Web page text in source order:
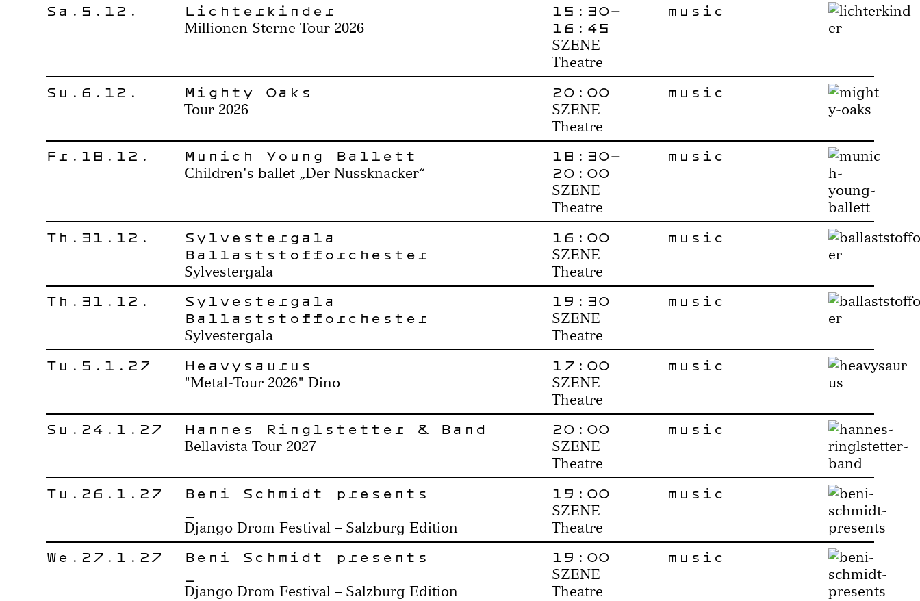
Sa.5.12. Lichterkinder
Millionen Sterne Tour 2026
15:30–
16:45
SZENE
Theatre
music
Su.6.12. Mighty Oaks
Tour 2026
20:00
SZENE
Theatre
music
Fr.18.12. Munich Young Ballett
Children's ballet „Der Nussknacker“
18:30–
20:00
SZENE
Theatre
music
Th.31.12.
Sylvestergala
Ballaststofforchester
Sylvestergala
16:00
SZENE
Theatre
music
Th.31.12.
Sylvestergala
Ballaststofforchester
Sylvestergala
19:30
SZENE
Theatre
music
Tu.5.1.27 Heavysaurus
"Metal-Tour 2026" Dino
17:00
SZENE
Theatre
music
Su.24.1.27 Hannes Ringlstetter & Band
Bellavista Tour 2027
20:00
SZENE
Theatre
music
Tu.26.1.27
Beni Schmidt presents
Django Drom Festival – Salzburg Edition
19:00
SZENE
Theatre
music
We.27.1.27
Beni Schmidt presents
Django Drom Festival – Salzburg Edition
19:00
SZENE
Theatre
music